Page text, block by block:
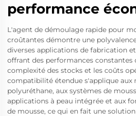
performance
L'agent de démoulage rapide pour
croûtantes démontre une
diverses applications de fabrication
offrant des performances constantes
complexité des stocks et les coûts
compatibilité étendue s'applique aux
polyuréthane, aux systèmes de
applications à peau intégrée et aux
de mousse, ce qui en fait une